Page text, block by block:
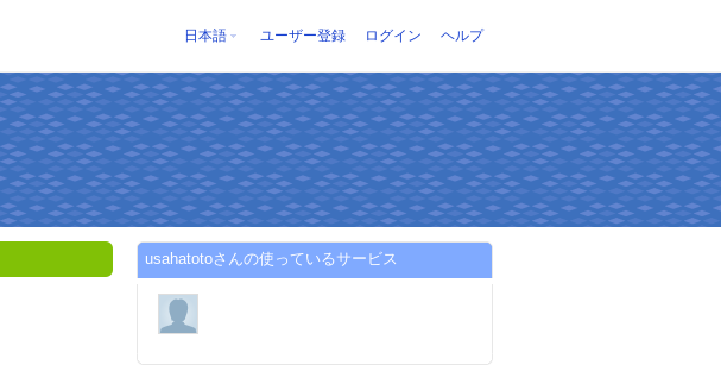
日本語 ユーザー登録 ログイン ヘルプ
usahatotoさんの使っているサービス